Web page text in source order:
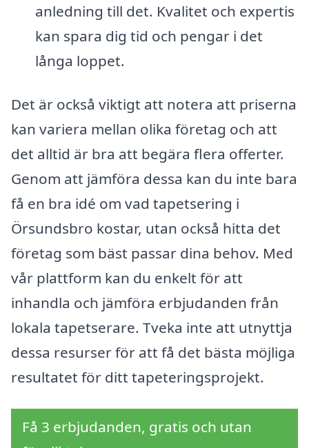
anledning till det. Kvalitet och expertis
kan spara dig tid och pengar i det
långa loppet.
Det är också viktigt att notera att priserna
kan variera mellan olika företag och att
det alltid är bra att begära flera offerter.
Genom att jämföra dessa kan du inte bara
få en bra idé om vad tapetsering i
Örsundsbro kostar, utan också hitta det
företag som bäst passar dina behov. Med
vår plattform kan du enkelt för att
inhandla och jämföra erbjudanden från
lokala tapetserare. Tveka inte att utnyttja
dessa resurser för att få det bästa möjliga
resultatet för ditt tapeteringsprojekt.
Få 3 erbjudanden, gratis och utan